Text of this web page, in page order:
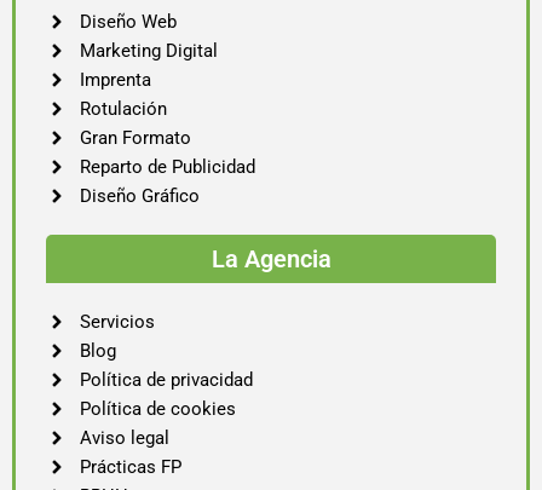
Diseño Web
Marketing Digital
Imprenta
Rotulación
Gran Formato
Reparto de Publicidad
Diseño Gráfico
La Agencia
Servicios
Blog
Política de privacidad
Política de cookies
Aviso legal
Prácticas FP